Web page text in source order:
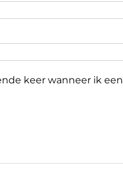
keer wanneer ik een